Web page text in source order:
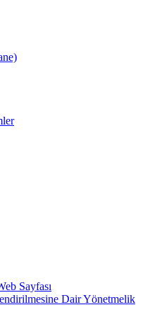
Sayfası
Dair Yönetmelik